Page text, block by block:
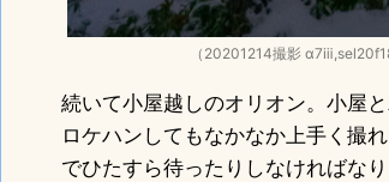
（20201214撮影
続いて小屋越しのオリオン。小屋
ロケハンしてもなかなか上手く撮
でひたすら待ったりしなければな